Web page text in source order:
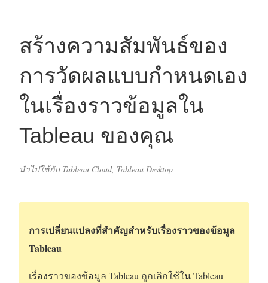
สร้างความสัมพันธ์ของ
การวัดผลแบบกำหนดเอง
ในเรื่องราวข้อมูลใน
Tableau ของคุณ
นำไปใช้กับ Tableau Cloud, Tableau Desktop
การเปลี่ยนแปลงที่สำคัญสำหรับเรื่องราวของข้อมูล
Tableau
เรื่องราวของข้อมูล Tableau ถูกเลิกใช้ในTableau